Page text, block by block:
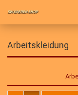
Arbeitskleidung